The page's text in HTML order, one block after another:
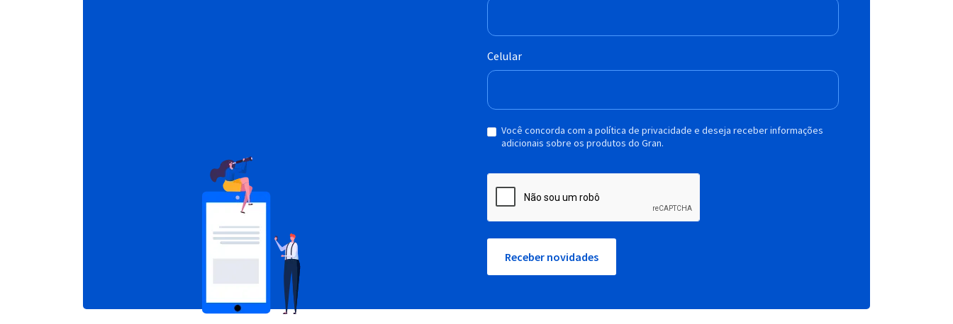
Celular
Você concorda com a política de privacidade e deseja receber informações
adicionais sobre os produtos do Gran.
Receber novidades